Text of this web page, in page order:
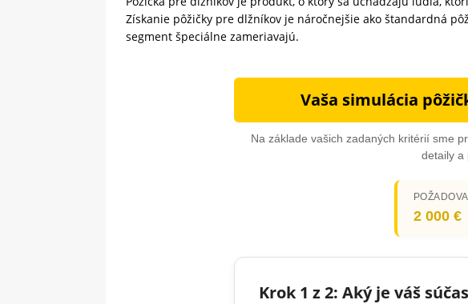
Získanie pôžičky pre dlžníkov je náročnejšie ako štandardná
segment špeciálne zameriavajú.
Vaša simulácia
Na základe vašich zadaných kritérií sme
detaily a
2 000 €
Krok 1 z 2: Aký je váš